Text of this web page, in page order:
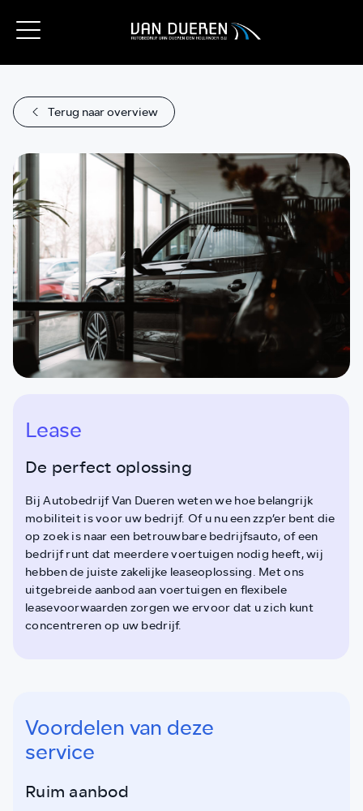
Terug naar overview
Lease
De perfect oplossing
Bij Autobedrijf Van Dueren weten we hoe belangrijk
mobiliteit is voor uw bedrijf. Of u nu een zzp’er bent die
op zoek is naar een betrouwbare bedrijfsauto, of een
bedrijf runt dat meerdere voertuigen nodig heeft, wij
hebben de juiste zakelijke leaseoplossing. Met ons
uitgebreide aanbod aan voertuigen en flexibele
leasevoorwaarden zorgen we ervoor dat u zich kunt
concentreren op uw bedrijf.
Voordelen van deze
service
Ruim aanbod